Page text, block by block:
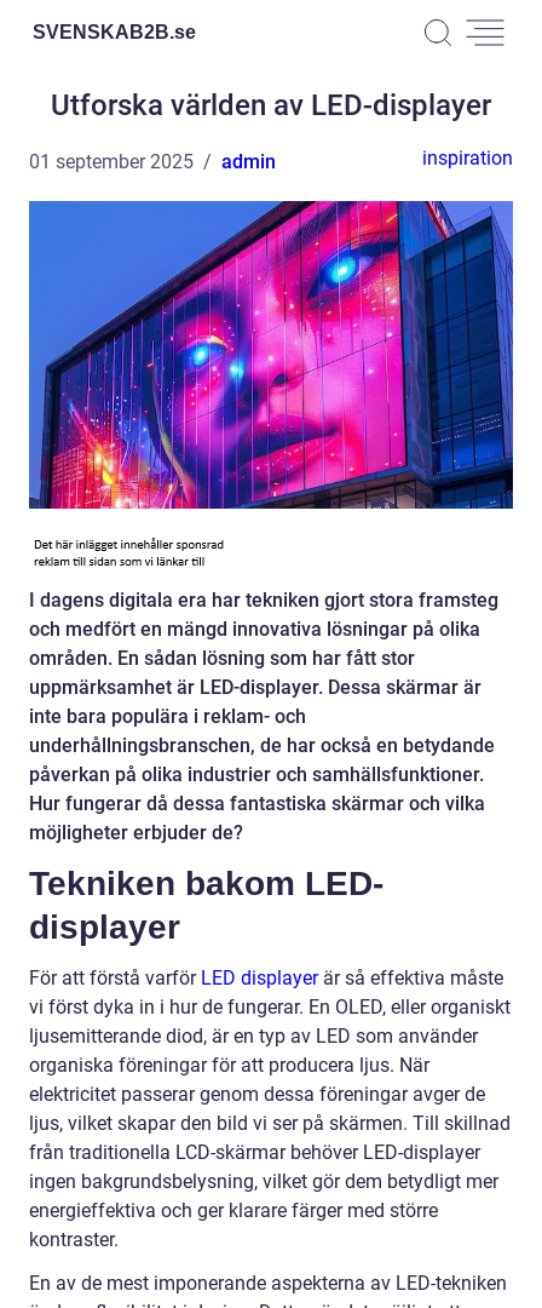
SVENSKAB2B.se
Utforska världen av LED-displayer
01 september 2025 admin inspiration
I dagens digitala era har tekniken gjort stora framsteg
och medfört en mängd innovativa lösningar på olika
områden. En sådan lösning som har fått stor
uppmärksamhet är LED-displayer. Dessa skärmar är
inte bara populära i reklam- och
underhållningsbranschen, de har också en betydande
påverkan på olika industrier och samhällsfunktioner.
Hur fungerar då dessa fantastiska skärmar och vilka
möjligheter erbjuder de?
Tekniken bakom LED-
displayer
För att förstå varför LED displayerär så effektiva måste
vi först dyka in i hur de fungerar. En OLED, eller organiskt
ljusemitterande diod, är en typ av LED som använder
organiska föreningar för att producera ljus. När
elektricitet passerar genom dessa föreningar avger de
ljus, vilket skapar den bild vi ser på skärmen. Till skillnad
från traditionella LCD-skärmar behöver LED-displayer
ingen bakgrundsbelysning, vilket gör dem betydligt mer
energieffektiva och ger klarare färger med större
kontraster.
En av de mest imponerande aspekterna av LED-tekniken